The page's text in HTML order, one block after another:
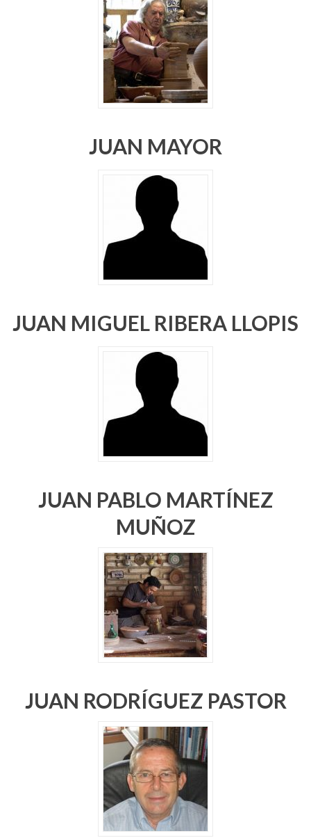
JUAN MAYOR
JUAN MIGUEL RIBERA LLOPIS
JUAN PABLO MARTÍNEZ
MUÑOZ
JUAN RODRÍGUEZ PASTOR